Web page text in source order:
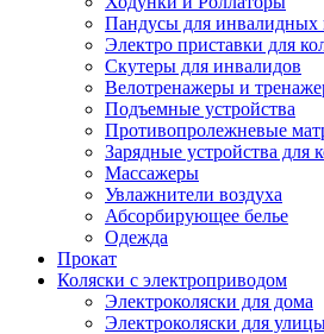
Пандусы для инвалидных
Электро приставки для
Скутеры для инвалидов
Велотренажеры и
Подъемные устройства
Противопролежневые
Зарядные устройства для
Массажеры
Увлажнители воздуха
Абсорбирующее белье
Одежда
Прокат
Коляски с электроприводом
Электроколяски для дома
Электроколяски для